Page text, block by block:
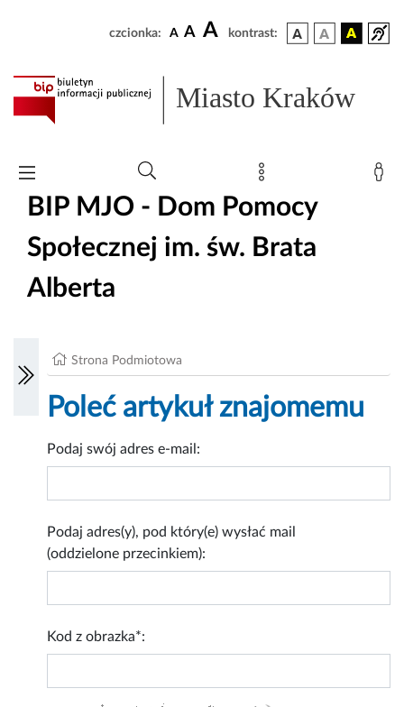
czcionka: A A A kontrast:
Miasto Kraków
BIP MJO - Dom Pomocy
Społecznej im. św. Brata
Alberta
Strona Podmiotowa
Poleć artykuł znajomemu
Podaj swój adres e-mail:
Podaj adres(y), pod który(e) wysłać mail
(oddzielone przecinkiem):
Kod z obrazka*: